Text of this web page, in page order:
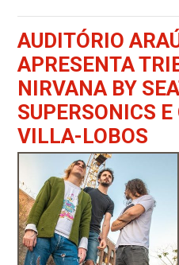
AUDITÓRIO
APRESENTA
NIRVANA BY
SUPERSONICS
VILLA-LOBOS